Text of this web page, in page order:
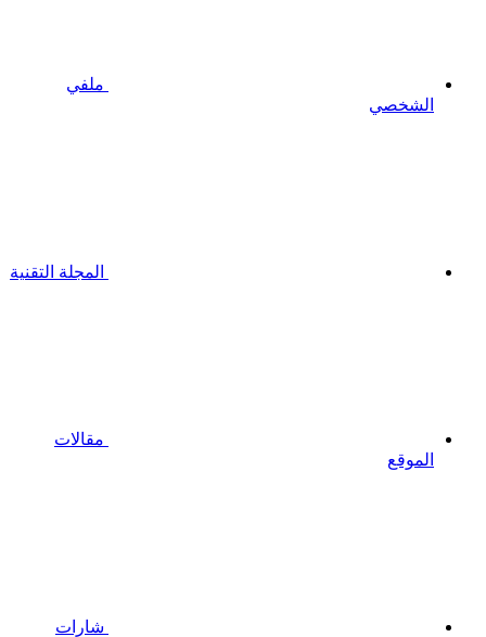
ملفي
الشخصي
المجلة التقنية
مقالات
الموقع
شارات